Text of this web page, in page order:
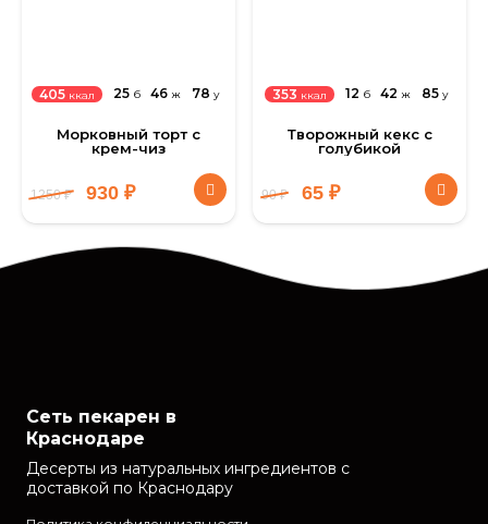
405 ккал 25б 46 ж 78 у
Морковный торт с
крем-чиз
1250₽ 930₽
353 ккал 12 б 42 ж 85у
Творожный кекс с
голубикой
90₽ 65₽
Сеть пекарен в
Краснодаре
Десерты из натуральных ингредиентов с
доставкой по Краснодару